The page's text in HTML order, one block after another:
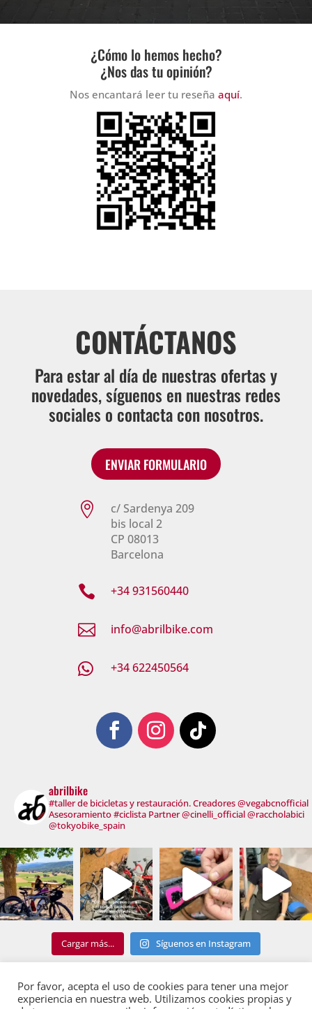
¿Cómo lo hemos hecho?
¿Nos das tu opinión?
Nos encantará leer tu reseña aquí.
CONTÁCTANOS
Para estar al día de nuestras ofertas y
novedades, síguenos en nuestras redes
sociales o contacta con nosotros.
ENVIAR FORMULARIO

c/ Sardenya 209
bis local 2
CP 08013
Barcelona
 +34 931560440
 info@abrilbike.com
 +34 622450564
abrilbike
#taller de bicicletas y restauración. Creadores @vegabcnofficial
Asesoramiento #ciclista Partner @cinelli_official @raccholabici
@tokyobike_spain
Cargar más... Síguenos en Instagram
Por favor, acepta el uso de cookies para tener una mejor
experiencia en nuestra web. Utilizamos cookies propias y